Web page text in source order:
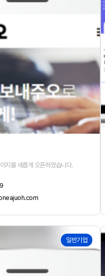
지를 새롭게 오픈하였습니다.
일반기업